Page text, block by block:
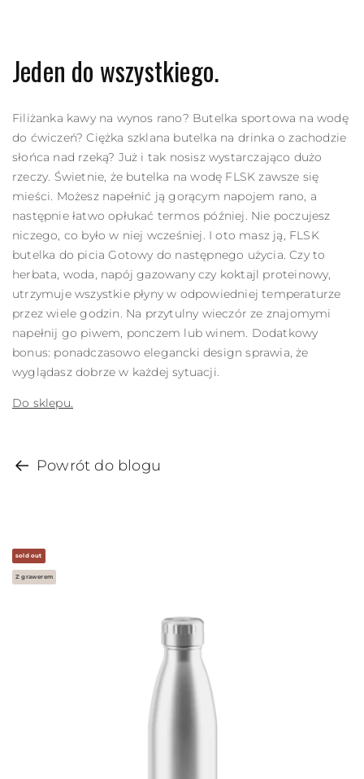
Jeden do wszystkiego.
Filiżanka kawy na wynos rano? Butelka sportowa na wodę
do ćwiczeń? Ciężka szklana butelka na drinka o zachodzie
słońca nad rzeką? Już i tak nosisz wystarczająco dużo
rzeczy. Świetnie, że butelka na wodę FLSK zawsze się
mieści. Możesz napełnić ją gorącym napojem rano, a
następnie łatwo opłukać termos później. Nie poczujesz
niczego, co było w niej wcześniej. I oto masz ją, FLSK
butelka do picia Gotowy do następnego użycia. Czy to
herbata, woda, napój gazowany czy koktajl proteinowy,
utrzymuje wszystkie płyny w odpowiedniej temperaturze
przez wiele godzin. Na przytulny wieczór ze znajomymi
napełnij go piwem, ponczem lub winem. Dodatkowy
bonus: ponadczasowo elegancki design sprawia, że
wyglądasz dobrze w każdej sytuacji.
Do sklepu.
Powrót do blogu
sold out
Z grawerem